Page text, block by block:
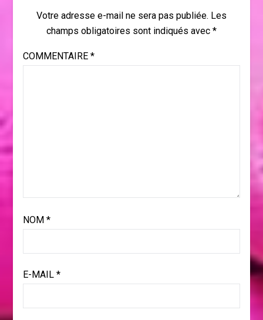
Votre adresse e-mail ne sera pas publiée. Les
champs obligatoires sont indiqués avec *
COMMENTAIRE *
NOM *
E-MAIL *